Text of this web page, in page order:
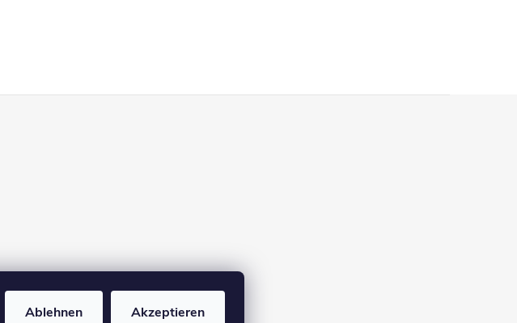
Ablehnen Akzeptieren